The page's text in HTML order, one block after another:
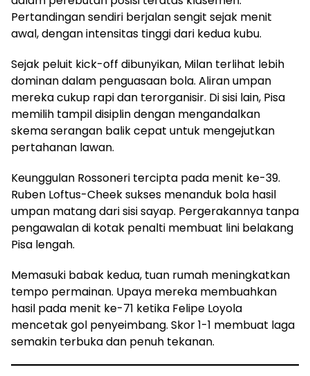
Pertandingan sendiri berjalan sengit sejak menit
awal, dengan intensitas tinggi dari kedua kubu.
Sejak peluit kick-off dibunyikan, Milan terlihat lebih
dominan dalam penguasaan bola. Aliran umpan
mereka cukup rapi dan terorganisir. Di sisi lain, Pisa
memilih tampil disiplin dengan mengandalkan
skema serangan balik cepat untuk mengejutkan
pertahanan lawan.
Keunggulan Rossoneri tercipta pada menit ke-39.
Ruben Loftus-Cheek sukses menanduk bola hasil
umpan matang dari sisi sayap. Pergerakannya tanpa
pengawalan di kotak penalti membuat lini belakang
Pisa lengah.
Memasuki babak kedua, tuan rumah meningkatkan
tempo permainan. Upaya mereka membuahkan
hasil pada menit ke-71 ketika Felipe Loyola
mencetak gol penyeimbang. Skor 1-1 membuat laga
semakin terbuka dan penuh tekanan.